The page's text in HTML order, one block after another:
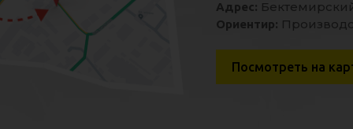
Приобрести нашу
по самым
Купить
Адрес:
Ориентир:
Посмотреть на
Приобрести нашу
по самым
Купить
Адрес:
Ориентир:
Посмотреть на